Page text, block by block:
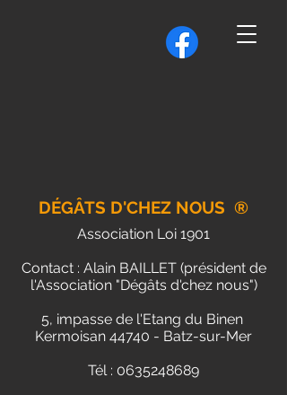
DÉGÂTS D'CHEZ NOUS ®
Association Loi 1901
Contact : Alain BAILLET (président de
l'Association "Dégâts d'chez nous")
5, impasse de l'Etang du Binen
Kermoisan 44740 - Batz-sur-Mer
Tél : 0635248689